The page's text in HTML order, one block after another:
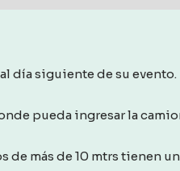
día siguiente de su evento.
pueda ingresar la
de más de 10 mtrs